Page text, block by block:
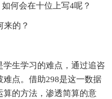
何会在十位上写4呢？
来的？
学生学习的难点，通过追咨
点。借助298是这一数据
的方法，渗透简算的意